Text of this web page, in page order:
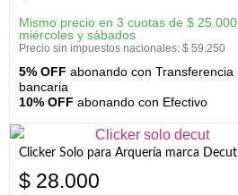
Mismo precio en 3 cuotas de $ 25.000
miércoles y sábados
Precio sin impuestos nacionales: $ 59.250
5% OFF abonando con Transferencia
bancaria
10% OFF abonando con Efectivo
Clicker Solo para Arquería marca Decut
$ 28.000